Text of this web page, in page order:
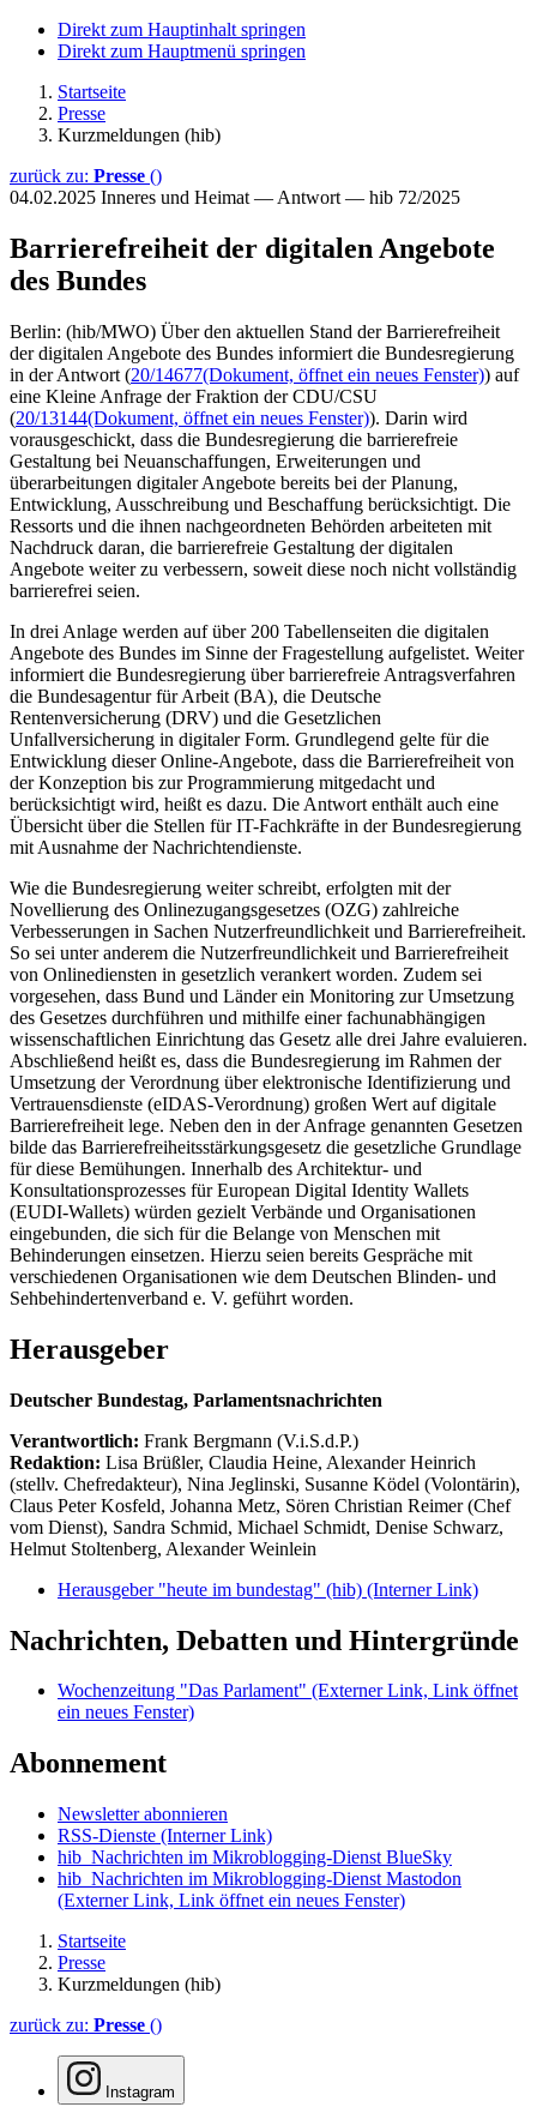
Direkt zum Hauptinhalt springen
Direkt zum Hauptmenü springen
Startseite
Presse
Kurzmeldungen (hib)
zurück zu: Presse ()
04.02.2025 Inneres und Heimat — Antwort — hib 72/2025
Barrierefreiheit der digitalen Angebote
des Bundes
Berlin: (hib/MWO) Über den aktuellen Stand der Barrierefreiheit
der digitalen Angebote des Bundes informiert die Bundesregierung
in der Antwort (20/14677(Dokument, öffnet ein neues Fenster)) auf
eine Kleine Anfrage der Fraktion der CDU/CSU
(20/13144(Dokument, öffnet ein neues Fenster)). Darin wird
vorausgeschickt, dass die Bundesregierung die barrierefreie
Gestaltung bei Neuanschaffungen, Erweiterungen und
überarbeitungen digitaler Angebote bereits bei der Planung,
Entwicklung, Ausschreibung und Beschaffung berücksichtigt. Die
Ressorts und die ihnen nachgeordneten Behörden arbeiteten mit
Nachdruck daran, die barrierefreie Gestaltung der digitalen
Angebote weiter zu verbessern, soweit diese noch nicht vollständig
barrierefrei seien.
In drei Anlage werden auf über 200 Tabellenseiten die digitalen
Angebote des Bundes im Sinne der Fragestellung aufgelistet. Weiter
informiert die Bundesregierung über barrierefreie Antragsverfahren
die Bundesagentur für Arbeit (BA), die Deutsche
Rentenversicherung (DRV) und die Gesetzlichen
Unfallversicherung in digitaler Form. Grundlegend gelte für die
Entwicklung dieser Online-Angebote, dass die Barrierefreiheit von
der Konzeption bis zur Programmierung mitgedacht und
berücksichtigt wird, heißt es dazu. Die Antwort enthält auch eine
Übersicht über die Stellen für IT-Fachkräfte in der Bundesregierung
mit Ausnahme der Nachrichtendienste.
Wie die Bundesregierung weiter schreibt, erfolgten mit der
Novellierung des Onlinezugangsgesetzes (OZG) zahlreiche
Verbesserungen in Sachen Nutzerfreundlichkeit und Barrierefreiheit.
So sei unter anderem die Nutzerfreundlichkeit und Barrierefreiheit
von Onlinediensten in gesetzlich verankert worden. Zudem sei
vorgesehen, dass Bund und Länder ein Monitoring zur Umsetzung
des Gesetzes durchführen und mithilfe einer fachunabhängigen
wissenschaftlichen Einrichtung das Gesetz alle drei Jahre evaluieren.
Abschließend heißt es, dass die Bundesregierung im Rahmen der
Umsetzung der Verordnung über elektronische Identifizierung und
Vertrauensdienste (eIDAS-Verordnung) großen Wert auf digitale
Barrierefreiheit lege. Neben den in der Anfrage genannten Gesetzen
bilde das Barrierefreiheitsstärkungsgesetz die gesetzliche Grundlage
für diese Bemühungen. Innerhalb des Architektur- und
Konsultationsprozesses für European Digital Identity Wallets
(EUDI-Wallets) würden gezielt Verbände und Organisationen
eingebunden, die sich für die Belange von Menschen mit
Behinderungen einsetzen. Hierzu seien bereits Gespräche mit
verschiedenen Organisationen wie dem Deutschen Blinden- und
Sehbehindertenverband e. V. geführt worden.
Herausgeber
Deutscher Bundestag, Parlamentsnachrichten
Verantwortlich: Frank Bergmann (V.i.S.d.P.)
Redaktion: Lisa Brüßler, Claudia Heine, Alexander Heinrich
(stellv. Chefredakteur), Nina Jeglinski, Susanne Ködel (Volontärin),
Claus Peter Kosfeld, Johanna Metz, Sören Christian Reimer (Chef
vom Dienst), Sandra Schmid, Michael Schmidt, Denise Schwarz,
Helmut Stoltenberg, Alexander Weinlein
Herausgeber "heute im bundestag" (hib) (Interner Link)
Nachrichten, Debatten und Hintergründe
Wochenzeitung "Das Parlament" (Externer Link, Link öffnet
ein neues Fenster)
Abonnement
Newsletter abonnieren
RSS-Dienste (Interner Link)
hib_Nachrichten im Mikroblogging-Dienst BlueSky
hib_Nachrichten im Mikroblogging-Dienst Mastodon
(Externer Link, Link öffnet ein neues Fenster)
Startseite
Presse
Kurzmeldungen (hib)
zurück zu: Presse ()
Instagram